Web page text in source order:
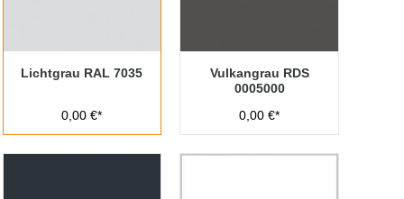
Lichtgrau RAL 7035
0,00 €*
Vulkangrau RDS
0005000
0,00 €*